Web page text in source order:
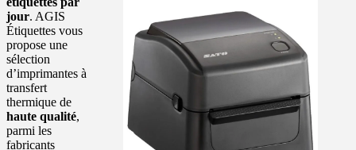
jour. AGIS
Étiquettes vous
propose une
sélection
d’imprimantes à
transfert
thermique de
haute qualité,
parmi les
fabricants